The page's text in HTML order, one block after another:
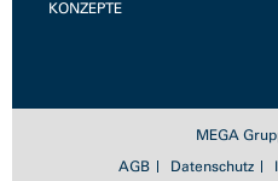
KONZEPTE
MEGA
AGB
Datenschutz